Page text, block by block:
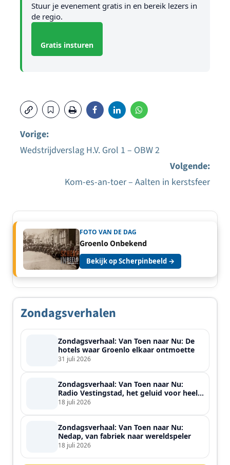
Stuur je evenement gratis in en bereik lezers in
de regio.
Gratis insturen
Bericht
navigatie
Vorige:
Wedstrijdverslag H.V. Grol 1 – OBW 2
Volgende:
Kom-es-an-toer – Aalten in kerstsfeer
FOTO VAN DE DAG
Groenlo Onbekend
Bekijk op Scherpinbeeld →
Zondagsverhalen
Zondagsverhaal: Van Toen naar Nu: De
hotels waar Groenlo elkaar ontmoette
31 juli 2026
Zondagsverhaal: Van Toen naar Nu:
Radio Vestingstad, het geluid voor heel
de streek
18 juli 2026
Zondagsverhaal: Van Toen naar Nu:
Nedap, van fabriek naar wereldspeler
18 juli 2026